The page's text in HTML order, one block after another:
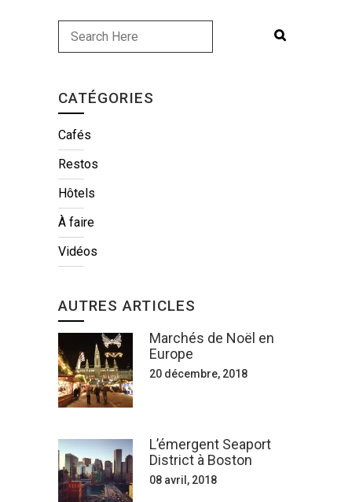
CATÉGORIES
Cafés
Restos
Hôtels
À faire
Vidéos
AUTRES ARTICLES
Marchés de Noël en
Europe
20 décembre, 2018
L’émergent Seaport
District à Boston
08 avril, 2018